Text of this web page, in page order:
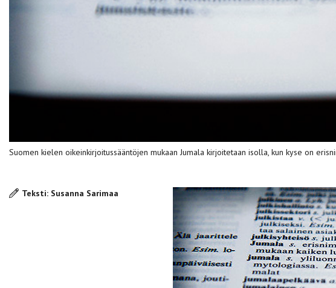
Suomen kielen oikeinkirjoitussääntöjen mukaan Jumala kirjoitetaan isolla, kun kyse on
Teksti: Susanna Sarimaa